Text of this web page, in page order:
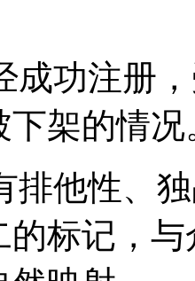
成功注册
下架的情况
排他性、
的标记，